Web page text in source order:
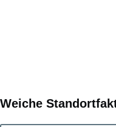
Weiche